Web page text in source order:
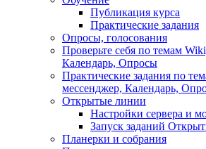
Публикация курса
Практические задания
Опросы, голосования
Проверьте себя по темам
Календарь, Опросы
Практические задания по
мессенджер, Календарь,
Открытые линии
Настройки сервера и
Запуск заданий
Планерки и собрания